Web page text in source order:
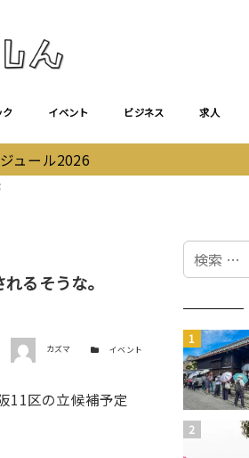
ク イベント ビジネス 求人
ュール2026
るそうな。
著者 カズマ カテゴリー
イベント
11区の立候補予定
検